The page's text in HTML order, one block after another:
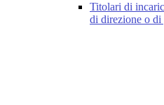
Titolari di
di direzione o di